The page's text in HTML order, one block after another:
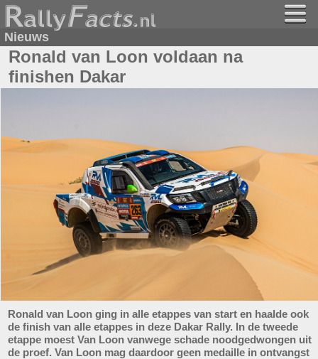
Nieuws
Ronald van Loon voldaan na
finishen Dakar
Ronald van Loon ging in alle etappes van start en haalde ook
de finish van alle etappes in deze Dakar Rally. In de tweede
etappe moest Van Loon vanwege schade noodgedwongen uit
de proef. Van Loon mag daardoor geen medaille in ontvangst